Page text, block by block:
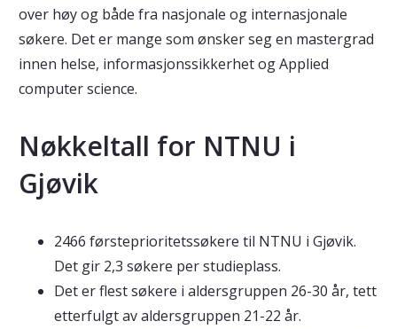
over høy og både fra nasjonale og internasjonale
søkere. Det er mange som ønsker seg en mastergrad
innen helse, informasjonssikkerhet og Applied
computer science.
Nøkkeltall for NTNU i
Gjøvik
2466 førsteprioritetssøkere til NTNU i Gjøvik.
Det gir 2,3 søkere per studieplass.
Det er flest søkere i aldersgruppen 26-30 år, tett
etterfulgt av aldersgruppen 21-22 år.